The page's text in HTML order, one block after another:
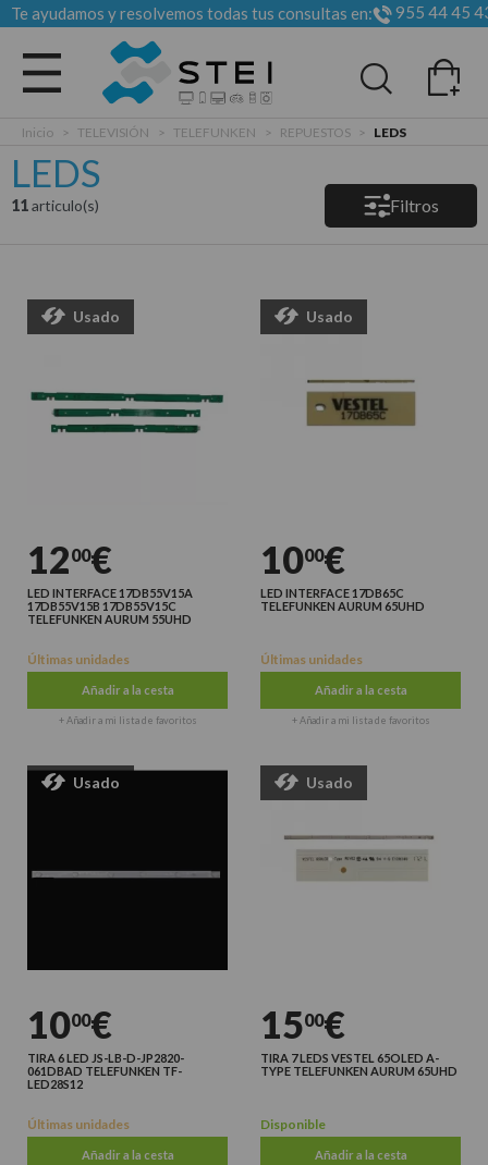
Te ayudamos y resolvemos todas tus consultas en: 955 44 45
Todas las categorias
Inicio > TELEVISIÓN > TELEFUNKEN > REPUESTOS > LEDS
LEDS
11articulo(s) Filtros
Usado
1200€
LED INTERFACE 17DB55V15A
17DB55V15B 17DB55V15C
TELEFUNKEN AURUM 55UHD
Últimas unidades
Añadir a la cesta
+ Añadir a mi lista de favoritos
Usado
1000€
LED INTERFACE 17DB65C
TELEFUNKEN AURUM 65UHD
Últimas unidades
Añadir a la cesta
+ Añadir a mi lista de favoritos
Usado
1000€
TIRA 6 LED JS-LB-D-JP2820-
061DBAD TELEFUNKEN TF-
LED28S12
Últimas unidades
Añadir a la cesta
Usado
1500€
TIRA 7 LEDS VESTEL 65OLED A-
TYPE TELEFUNKEN AURUM 65UHD
Disponible
Añadir a la cesta